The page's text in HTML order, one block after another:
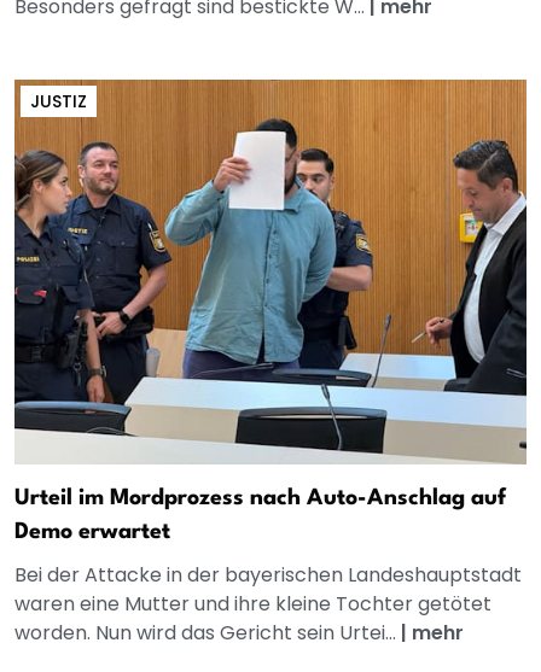
Besonders gefragt sind bestickte W... | mehr
JUSTIZ
Urteil im Mordprozess nach Auto-Anschlag auf
Demo erwartet
Bei der Attacke in der bayerischen Landeshauptstadt
waren eine Mutter und ihre kleine Tochter getötet
worden. Nun wird das Gericht sein Urtei... | mehr